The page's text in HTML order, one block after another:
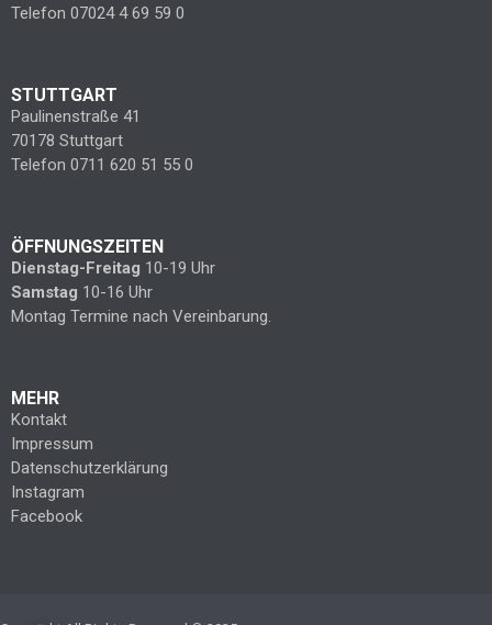
Telefon 07024 4 69 59 0
STUTTGART
Paulinenstraße 41
70178 Stuttgart
Telefon 0711 620 51 55 0
ÖFFNUNGSZEITEN
Dienstag-Freitag 10-19 Uhr
Samstag 10-16 Uhr
Montag Termine nach Vereinbarung.
MEHR
Kontakt
Impressum
Datenschutzerklärung
Instagram
Facebook